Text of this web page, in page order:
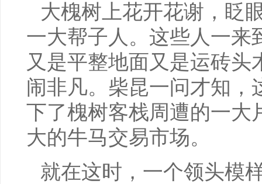
大槐树上花开花谢，眨
一大帮子人。这些人一来
又是平整地面又是运砖
闹非凡。柴昆一问才知，
下了槐树客栈周遭的一大
大的牛马交易市场。
就在这时，一个领头模